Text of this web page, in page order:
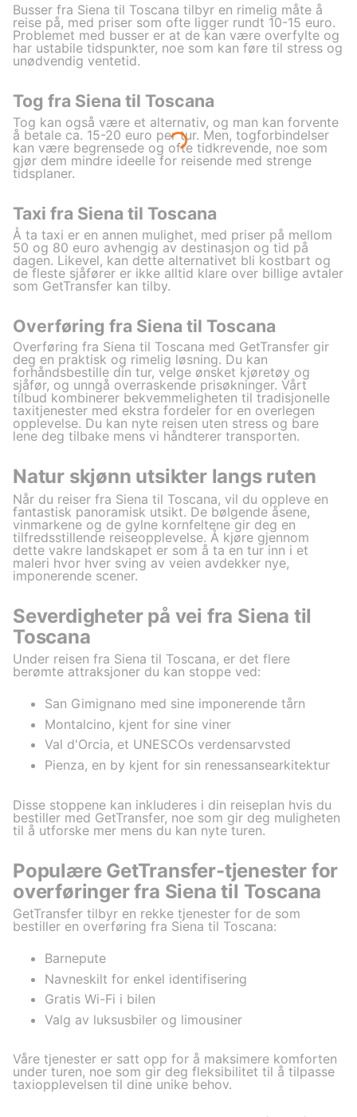
Busser fra Siena til Toscana tilbyr en rimelig måte å
reise på, med priser som ofte ligger rundt 10-15 euro.
Problemet med busser er at de kan være overfylte og
har ustabile tidspunkter, noe som kan føre til stress og
unødvendig ventetid.
Tog fra Siena til Toscana
Tog kan også være et alternativ, og man kan forvente
å betale ca. 15-20 euro per tur. Men, togforbindelser
kan være begrensede og ofte tidkrevende, noe som
gjør dem mindre ideelle for reisende med strenge
tidsplaner.
Taxi fra Siena til Toscana
Å ta taxi er en annen mulighet, med priser på mellom
50 og 80 euro avhengig av destinasjon og tid på
dagen. Likevel, kan dette alternativet bli kostbart og
de fleste sjåfører er ikke alltid klare over billige avtaler
som GetTransfer kan tilby.
Overføring fra Siena til Toscana
Overføring fra Siena til Toscana med GetTransfer gir
deg en praktisk og rimelig løsning. Du kan
forhåndsbestille din tur, velge ønsket kjøretøy og
sjåfør, og unngå overraskende prisøkninger. Vårt
tilbud kombinerer bekvemmeligheten til tradisjonelle
taxitjenester med ekstra fordeler for en overlegen
opplevelse. Du kan nyte reisen uten stress og bare
lene deg tilbake mens vi håndterer transporten.
Natur skjønn utsikter langs ruten
Når du reiser fra Siena til Toscana, vil du oppleve en
fantastisk panoramisk utsikt. De bølgende åsene,
vinmarkene og de gylne kornfeltene gir deg en
tilfredsstillende reiseopplevelse. Å kjøre gjennom
dette vakre landskapet er som å ta en tur inn i et
maleri hvor hver sving av veien avdekker nye,
imponerende scener.
Severdigheter på vei fra Siena til
Toscana
Under reisen fra Siena til Toscana, er det flere
berømte attraksjoner du kan stoppe ved:
San Gimignano med sine imponerende tårn
Montalcino, kjent for sine viner
Val d'Orcia, et UNESCOs verdensarvsted
Pienza, en by kjent for sin renessansearkitektur
Disse stoppene kan inkluderes i din reiseplan hvis du
bestiller med GetTransfer, noe som gir deg muligheten
til å utforske mer mens du kan nyte turen.
Populære GetTransfer-tjenester for
overføringer fra Siena til Toscana
GetTransfer tilbyr en rekke tjenester for de som
bestiller en overføring fra Siena til Toscana:
Barnepute
Navneskilt for enkel identifisering
Gratis Wi-Fi i bilen
Valg av luksusbiler og limousiner
Våre tjenester er satt opp for å maksimere komforten
under turen, noe som gir deg fleksibilitet til å tilpasse
taxiopplevelsen til dine unike behov.